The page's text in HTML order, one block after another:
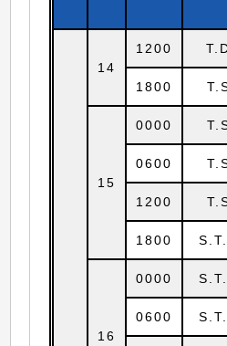
14
1200
1800
15
0000
0600
1200
1800
16
0000
0600